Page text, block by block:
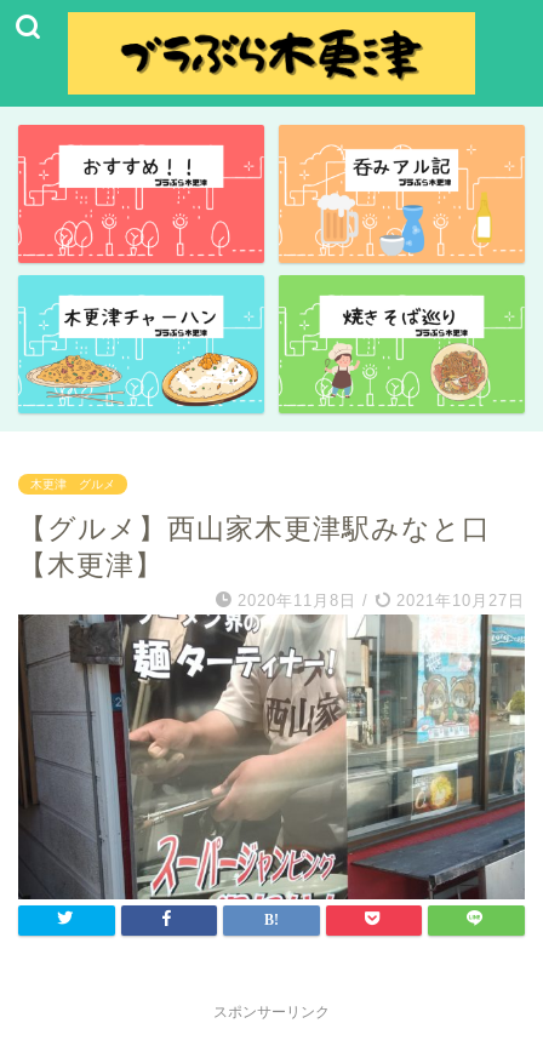
木更津 グルメ
【グルメ】西山家木更津駅みなと口
【木更津】
2020年11月8日 / 2021年10月27日
スポンサーリンク